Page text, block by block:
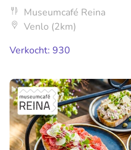
Museumcafé Reina
Venlo (2km)
Verkocht: 930